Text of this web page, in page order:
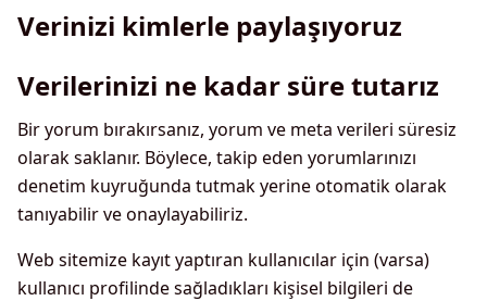
Verinizi kimlerle paylaşıyoruz
Verilerinizi ne kadar süre tutarız
Bir yorum bırakırsanız, yorum ve meta verileri süresiz
olarak saklanır. Böylece, takip eden yorumlarınızı
denetim kuyruğunda tutmak yerine otomatik olarak
tanıyabilir ve onaylayabiliriz.
Web sitemize kayıt yaptıran kullanıcılar için (varsa)
kullanıcı profilinde sağladıkları kişisel bilgileri de